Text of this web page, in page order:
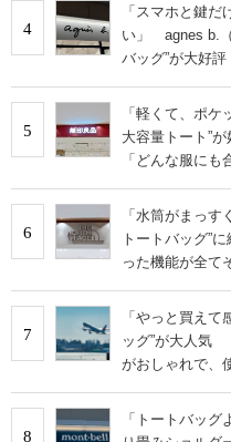
4
「スマホと鍵
い」 agnes b.
バッグ”が大好
5
「軽くて、ポケ
大容量トート”
「どんな服にも
6
「水筒がまっす
トートバッグ”
った機能が全て
7
「やっと買え
ッグ”が大人気
がおしゃれで、
8
「トートバッ